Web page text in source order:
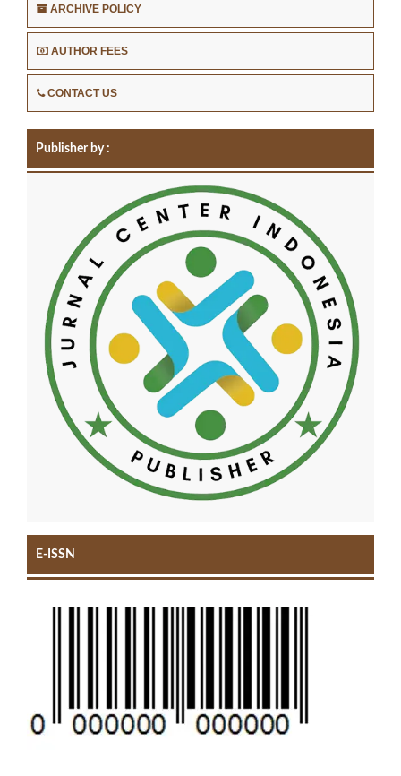
ARCHIVE POLICY
AUTHOR FEES
CONTACT US
Publisher by :
E-ISSN